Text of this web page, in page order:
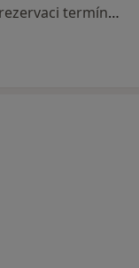
Tento specialista nenabízí online rezervaci termínu na této adrese.